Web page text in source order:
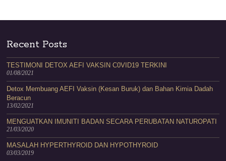
Recent Posts
TESTIMONI DETOX AEFI VAKSIN C0VID19 TERKINI
01/08/2021
Detox Membuang AEFI Vaksin (Kesan Buruk) dan Bahan Kimia Dadah
Beracun
13/02/2021
MENGUATKAN IMUNITI BADAN SECARA PERUBATAN NATUROPATI
21/03/2020
MASALAH HYPERTHYROID DAN HYPOTHYROID
03/03/2019